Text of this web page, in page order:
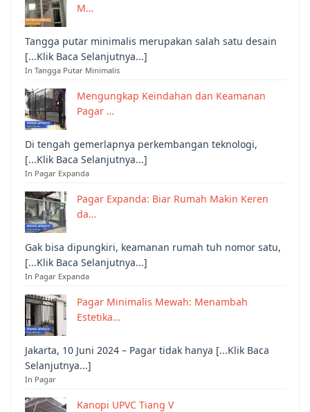
M…
Tangga putar minimalis merupakan salah satu desain
[...Klik Baca Selanjutnya...]
In Tangga Putar Minimalis
Mengungkap Keindahan dan Keamanan
Pagar …
Di tengah gemerlapnya perkembangan teknologi,
[...Klik Baca Selanjutnya...]
In Pagar Expanda
Pagar Expanda: Biar Rumah Makin Keren
da…
Gak bisa dipungkiri, keamanan rumah tuh nomor satu,
[...Klik Baca Selanjutnya...]
In Pagar Expanda
Pagar Minimalis Mewah: Menambah
Estetika…
Jakarta, 10 Juni 2024 – Pagar tidak hanya [...Klik Baca
Selanjutnya...]
In Pagar
Kanopi UPVC Tiang V